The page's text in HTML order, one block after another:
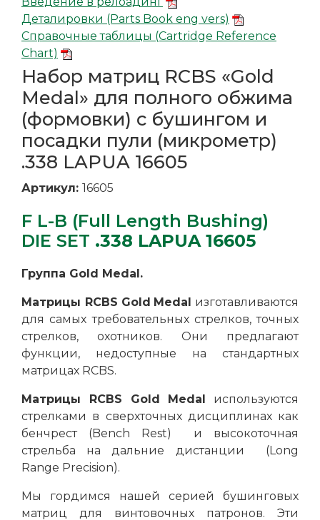
Деталировки (Parts Book eng vers)
Справочные таблицы (Cartridge Reference
Chart)
Набор матриц RCBS «Gold
Medal» для полного обжима
(формовки) с бушингом и
посадки пули (микрометр)
.338 LAPUA 16605
Артикул: 16605
F L-B (Full Length Bushing)
DIE SET .338 LAPUA 16605
Группа Gold Medal.
Матрицы RCBS Gold Medal
изготавливаются
для самых требовательных стрелков, точных
стрелков, охотников. Они предлагают
функции, недоступные на стандартных
матрицах RCBS.
Матрицы RCBS Gold Medal
используются
стрелками в сверхточных дисциплинах как
бенчрест (Bench Rest) и высокоточная
стрельба на дальние дистанции (Long
Range Precision).
Мы гордимся нашей серией бушинговых
матриц для винтовочных патронов. Эти